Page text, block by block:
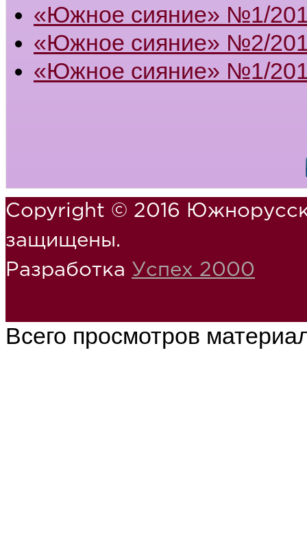
«Южное сияние» №1/
«Южное сияние» №2/
«Южное сияние» №1/
Copyright © 2016
защищены.
Разработка Успех 2000
Всего просмотров